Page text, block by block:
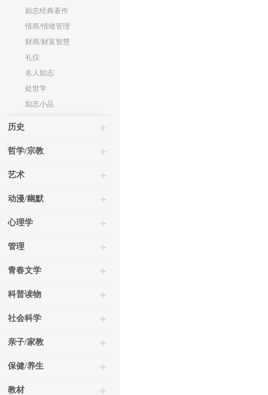
励志经典著作
情商/情绪管理
财商/财富智慧
礼仪
名人励志
处世学
励志小品
历史
哲学/宗教
艺术
动漫/幽默
心理学
管理
青春文学
科普读物
社会科学
亲子/家教
保健/养生
教材